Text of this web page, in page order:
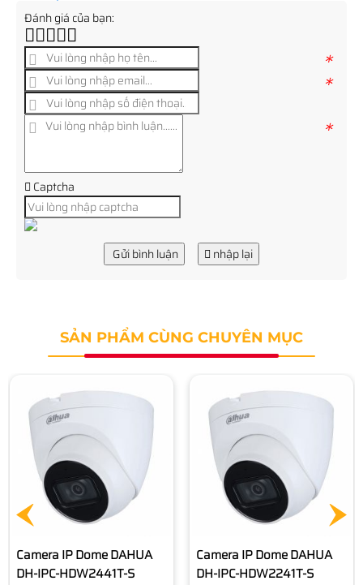
Đánh giá của bạn:
*
*
*
Captcha
Gửi bình luận nhập lại
SẢN PHẨM CÙNG CHUYÊN MỤC
Camera IP Dome DAHUA
DH-IPC-HDW2241T-S
Camera IP DAHUA DH-IPC-
HFW2841T-AS